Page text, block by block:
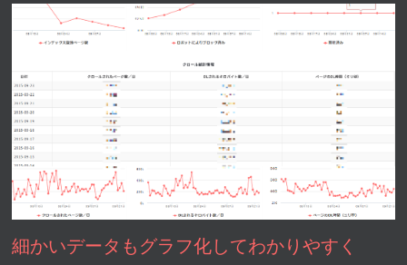
細かいデータもグラフ化してわかりやすく